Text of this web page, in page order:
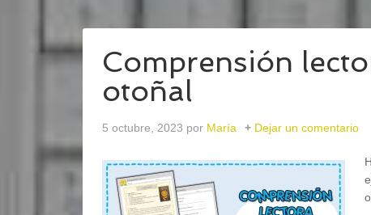
Comprensión
otoñal
5 octubre, 2023 por María Dejar un comentario